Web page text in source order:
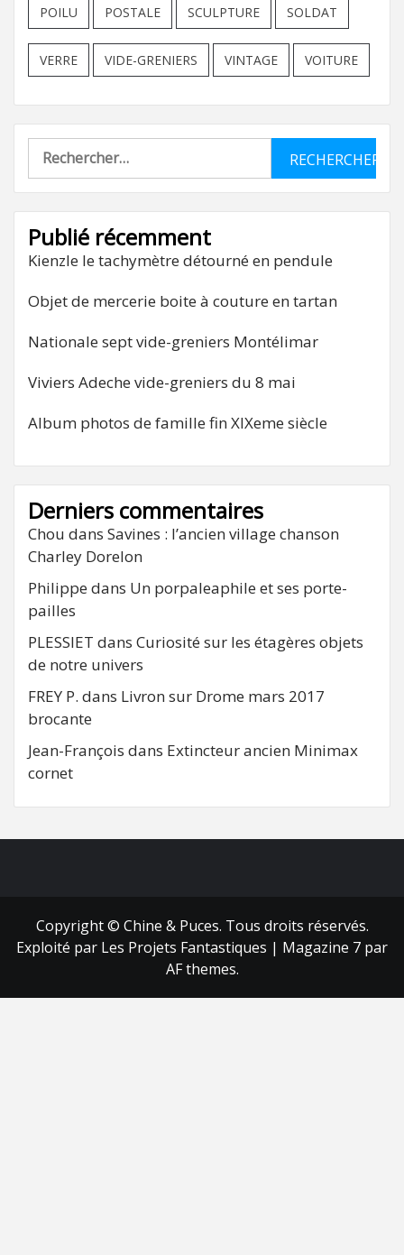
POILU POSTALE SCULPTURE SOLDAT
VERRE VIDE-GRENIERS VINTAGE VOITURE
Rechercher :
Publié récemment
Kienzle le tachymètre détourné en pendule
Objet de mercerie boite à couture en tartan
Nationale sept vide-greniers Montélimar
Viviers Adeche vide-greniers du 8 mai
Album photos de famille fin XIXeme siècle
Derniers commentaires
Chou dans Savines : l’ancien village chanson
Charley Dorelon
Philippe dans Un porpaleaphile et ses porte-
pailles
PLESSIET dans Curiosité sur les étagères objets
de notre univers
FREY P. dans Livron sur Drome mars 2017
brocante
Jean-François dans Extincteur ancien Minimax
cornet
Copyright © Chine & Puces. Tous droits réservés.
Exploité par Les Projets Fantastiques | Magazine 7 par
AF themes.